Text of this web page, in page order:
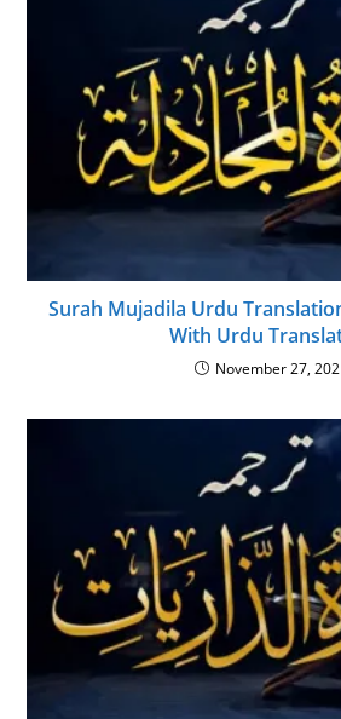
Surah Mujadila Urdu
With Urdu
November 27,